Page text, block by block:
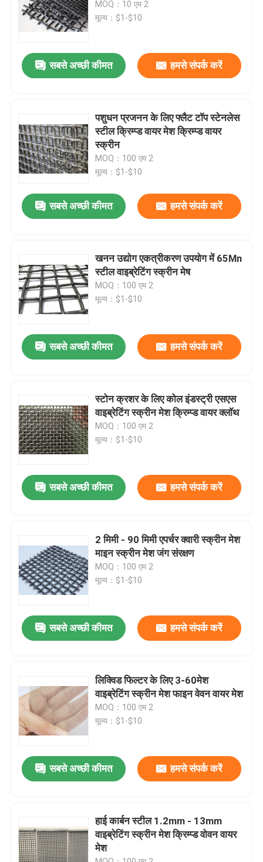
उत्पाद
वी.आर. शो
हमारे बारे में
गुणवत्ता नियंत्रण
समाचार
बुना तार जाल स्क्रीन
MOQ：10 एम 2
मूल्य：$1-$10
सबसे अच्छी कीमत हमसे संपर्क करें
पशुधन प्रजनन के लिए फ्लैट टॉप स्टेनलेस
स्टील क्रिम्प्ड वायर मेश क्रिम्प्ड वायर
स्क्रीन
MOQ：100 एम 2
मूल्य：$1-$10
सबसे अच्छी कीमत हमसे संपर्क करें
खनन उद्योग एकत्रीकरण उपयोग में 65Mn
स्टील वाइब्रेटिंग स्क्रीन मेष
MOQ：100 एम 2
मूल्य：$1-$10
सबसे अच्छी कीमत हमसे संपर्क करें
स्टोन क्रशर के लिए कोल इंडस्ट्री एसएस
वाइब्रेटिंग स्क्रीन मेश क्रिम्प्ड वायर क्लॉथ
MOQ：100 एम 2
मूल्य：$1-$10
सबसे अच्छी कीमत हमसे संपर्क करें
2 मिमी - 90 मिमी एपर्चर क्वारी स्क्रीन मेश
माइन स्क्रीन मेश जंग संरक्षण
MOQ：100 एम 2
मूल्य：$1-$10
सबसे अच्छी कीमत हमसे संपर्क करें
लिक्विड फिल्टर के लिए 3-60मेश
वाइब्रेटिंग स्क्रीन मेश फाइन वेवन वायर मेश
MOQ：100 एम 2
मूल्य：$1-$10
सबसे अच्छी कीमत हमसे संपर्क करें
हाई कार्बन स्टील 1.2mm - 13mm
वाइब्रेटिंग स्क्रीन मेश क्रिम्प्ड वोवन वायर
मेश